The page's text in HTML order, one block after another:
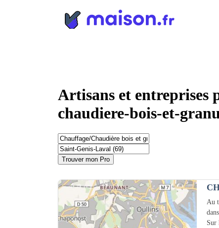
Artisans et entreprises
chaudiere-bois-et-
Trouver mon Pro
Au
Sur